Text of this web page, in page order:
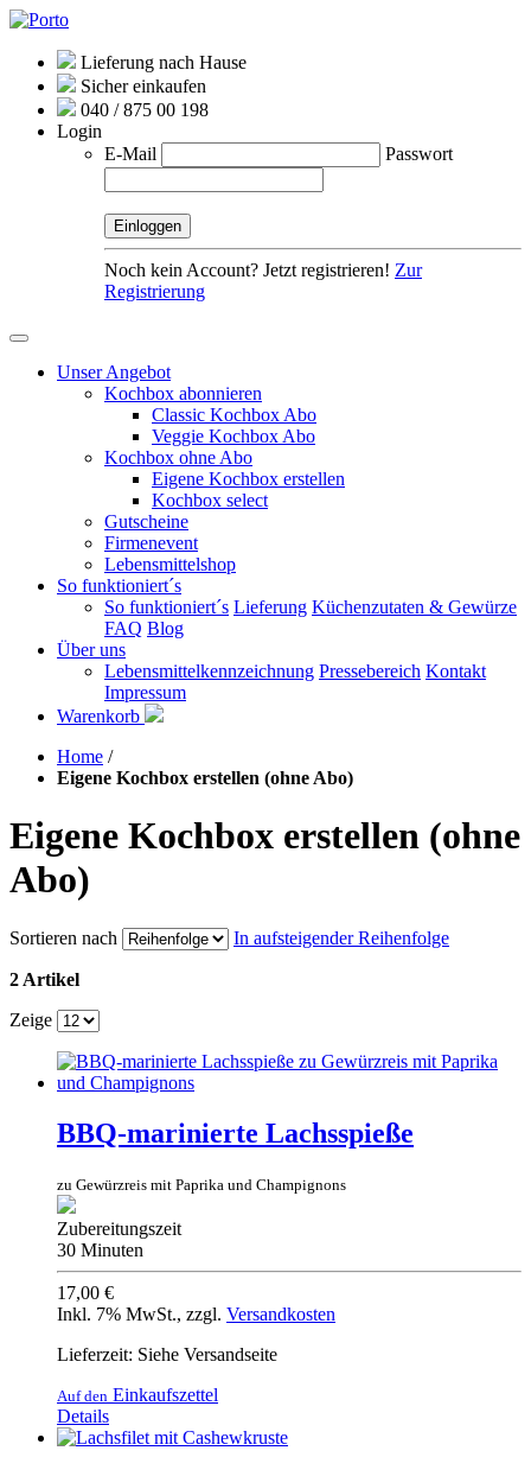
Lieferung nach Hause
Sicher einkaufen
040 / 875 00 198
Login
E-Mail
Passwort
Noch kein Account? Jetzt registrieren! Zur
Registrierung
Unser Angebot
Kochbox abonnieren
Classic Kochbox Abo
Veggie Kochbox Abo
Kochbox ohne Abo
Eigene Kochbox erstellen
Kochbox select
Gutscheine
Firmenevent
Lebensmittelshop
So funktioniert´s
So funktioniert´s Lieferung Küchenzutaten & Gewürze
FAQ Blog
Über uns
Lebensmittelkennzeichnung Pressebereich Kontakt
Impressum
Warenkorb
Home /
Eigene Kochbox erstellen (ohne Abo)
Eigene Kochbox erstellen (ohne
Abo)
Sortieren nach In aufsteigender Reihenfolge
2 Artikel
Zeige
BBQ-marinierte Lachsspieße
zu Gewürzreis mit Paprika und Champignons
Zubereitungszeit
30 Minuten
17,00 €
Inkl. 7% MwSt., zzgl. Versandkosten
Lieferzeit: Siehe Versandseite
Auf den Einkaufszettel
Details